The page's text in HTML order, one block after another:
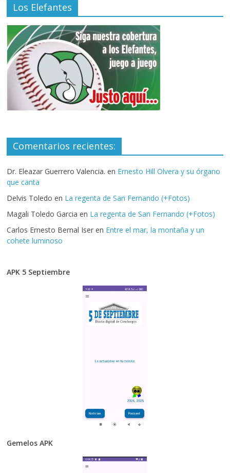
Los Elefantes
Comentarios recientes:
Dr. Eleazar Guerrero Valencia. en Ernesto Hill Olvera y su órgano
que canta
Delvis Toledo en La regenta de San Fernando (+Fotos)
Magali Toledo Garcia en La regenta de San Fernando (+Fotos)
Carlos Ernesto Bernal Iser en Entre el mar, la montaña y un
cohete luminoso
APK 5 Septiembre
Gemelos APK